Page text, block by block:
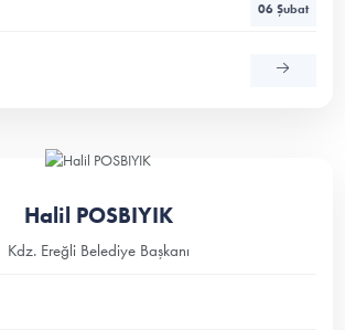
06 Şubat
Halil POSBIYIK
Kdz. Ereğli Belediye Başkanı